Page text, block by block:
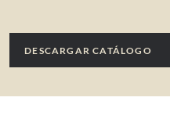
DESCARGAR CATÁLOGO